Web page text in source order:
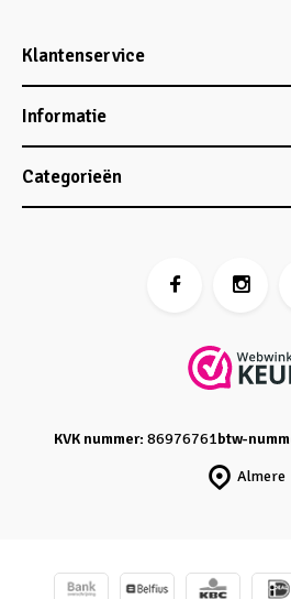
Klantenservice
Informatie
Categorieën
Almere
KVK nummer: 86976761btw-